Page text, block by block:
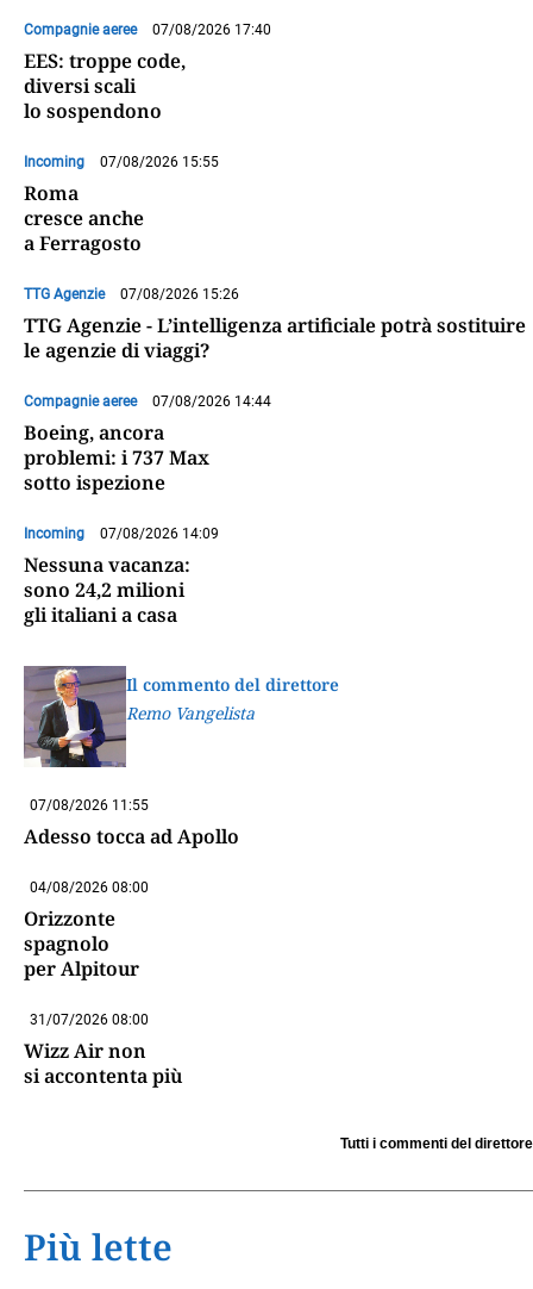
Compagnie aeree 07/08/2026 17:40
EES: troppe code,
diversi scali
lo sospendono
Incoming 07/08/2026 15:55
Roma
cresce anche
a Ferragosto
TTG Agenzie 07/08/2026 15:26
TTG Agenzie - L’intelligenza artificiale potrà sostituire
le agenzie di viaggi?
Compagnie aeree 07/08/2026 14:44
Boeing, ancora
problemi: i 737 Max
sotto ispezione
Incoming 07/08/2026 14:09
Nessuna vacanza:
sono 24,2 milioni
gli italiani a casa
Il commento del direttore
Remo Vangelista
07/08/2026 11:55
Adesso tocca ad Apollo
04/08/2026 08:00
Orizzonte
spagnolo
per Alpitour
31/07/2026 08:00
Wizz Air non
si accontenta più
Tutti i commenti del direttore
Più lette